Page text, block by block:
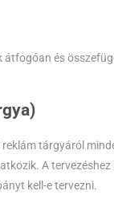
átfogóan és
tárgyáról
A
kell-e tervezni.